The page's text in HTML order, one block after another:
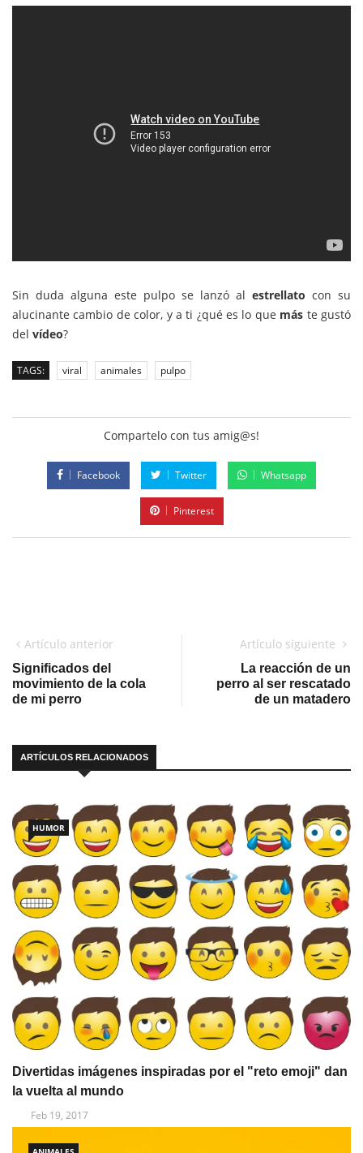
Sin duda alguna este pulpo se lanzó al estrellato con su
alucinante cambio de color, y a ti ¿qué es lo que más te gustó
del vídeo?
TAGS: viral animales pulpo
Compartelo con tus amig@s!
Facebook Twitter Whatsapp
Pinterest
Artículo anterior
Significados del
movimiento de la cola
de mi perro
Artículo siguiente
La reacción de un
perro al ser rescatado
de un matadero
ARTÍCULOS RELACIONADOS
HUMOR
Divertidas imágenes inspiradas por el "reto emoji" dan
la vuelta al mundo
Feb 19, 2017